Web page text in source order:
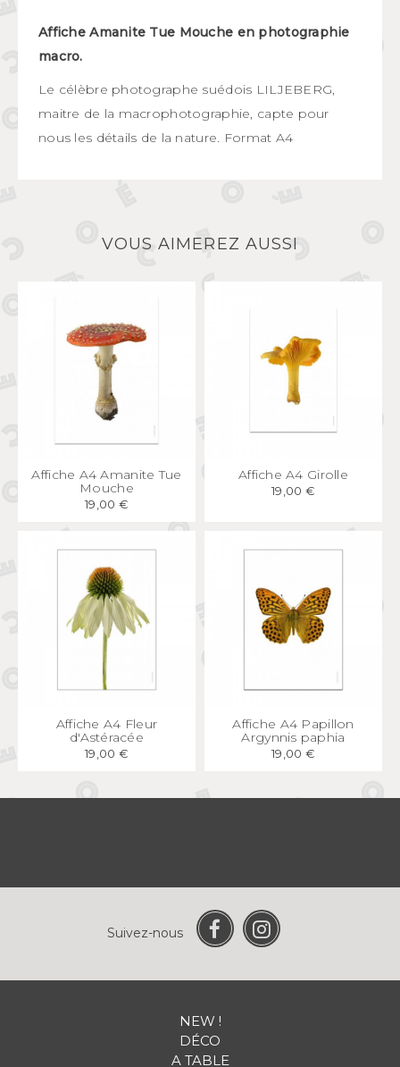
Affiche Amanite Tue Mouche en photographie
macro.
Le célèbre photographe suédois LILJEBERG,
maitre de la macrophotographie, capte pour
nous les détails de la nature. Format A4
VOUS AIMEREZ AUSSI
APERÇU RAPIDE
Affiche A4 Amanite Tue
Mouche
19,00 €
APERÇU RAPIDE
Affiche A4 Girolle
19,00 €
APERÇUAffiche A4 Fleur
d'Astéracée
19,00 €
APERÇU RAPIDE
Affiche A4 Papillon
Argynnis paphia
19,00 €
Suivez-nous
NEW !
DÉCO
A TABLE